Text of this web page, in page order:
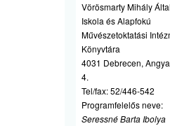
Vörösmarty Mihály
Iskola és Alapfokú
Művészetoktatási
Könyvtára
4031 Debrecen,
4.
Tel/fax: 52/446-542
Programfelelős neve:
Seressné Barta Ibolya